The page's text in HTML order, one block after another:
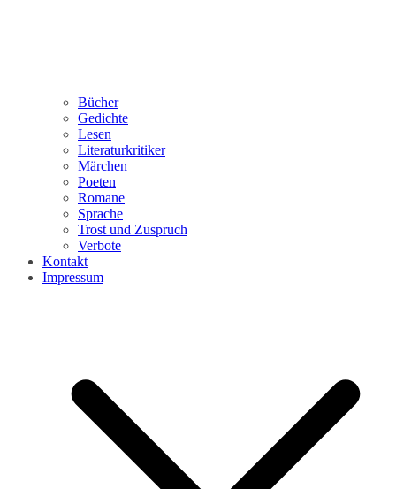
Bücher
Gedichte
Lesen
Literaturkritiker
Märchen
Poeten
Romane
Sprache
Trost und Zuspruch
Verbote
Kontakt
Impressum